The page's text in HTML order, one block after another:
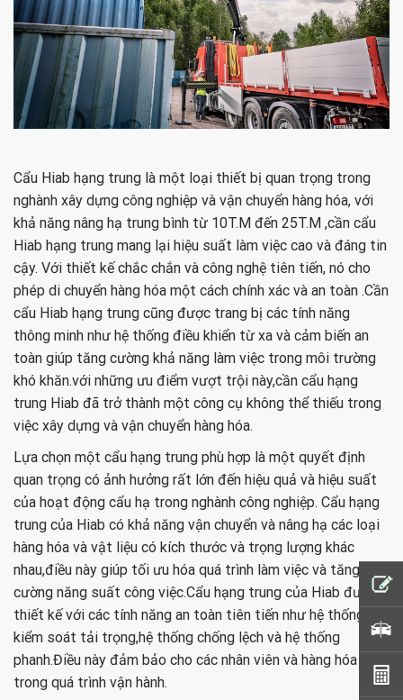
Cẩu Hiab hạng trung là một loại thiết bị quan trọng trong
nghành xây dựng công nghiệp và vận chuyển hàng hóa, với
khả năng nâng hạ trung bình từ 10T.M đến 25T.M ,cần cẩu
Hiab hạng trung mang lại hiệu suất làm việc cao và đáng tin
cậy. Với thiết kế chắc chắn và công nghệ tiên tiến, nó cho
phép di chuyển hàng hóa một cách chính xác và an toàn .Cần
cẩu Hiab hạng trung cũng được trang bị các tính năng
thông minh như hệ thống điều khiển từ xa và cảm biến an
toàn giúp tăng cường khả năng làm việc trong môi trường
khó khăn.với những ưu điểm vượt trội này,cần cẩu hạng
trung Hiab đã trở thành một công cụ không thể thiếu trong
việc xây dựng và vận chuyển hàng hóa.
Lựa chọn một cẩu hạng trung phù hợp là một quyết định
quan trọng có ảnh hưởng rất lớn đến hiệu quả và hiệu suất
của hoạt động cẩu hạ trong nghành công nghiệp. Cẩu hạng
trung của Hiab có khả năng vận chuyển và nâng hạ các loại
hàng hóa và vật liệu có kích thước và trọng lượng khác
nhau,điều này giúp tối ưu hóa quá trình làm việc và tăng
cường năng suất công việc.Cẩu hạng trung của Hiab được
thiết kế với các tính năng an toàn tiên tiến như hệ thống
kiểm soát tải trọng,hệ thống chống lệch và hệ thống
phanh.Điều này đảm bảo cho các nhân viên và hàng hóa
trong quá trình vận hành.